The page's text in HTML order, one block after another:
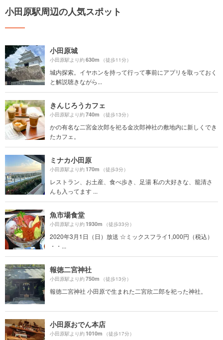
小田原駅周辺の人気スポット
小田原城
小田原駅より約630m （徒歩11分）
城内探索。イヤホンを持って行って事前にアプリを取っておく
と解説聴きながら...
きんじろうカフェ
小田原駅より約740m （徒歩13分）
かの有名な二宮金次郎を祀る金次郎神社の敷地内に新しくでき
たカフェ。
ミナカ小田原
小田原駅より約170m （徒歩3分）
レストラン、お土産、食べ歩き、足湯 私の大好きな、籠清さ
んも入ってます ...
魚市場食堂
小田原駅より約1930m （徒歩33分）
2020年3月1日（日）放送 ☆ミックスフライ1,000円（税込）
・・...
報徳二宮神社
小田原駅より約750m （徒歩13分）
報徳二宮神社 小田原で生まれた二宮欣二郎を祀った神社。
小田原おでん本店
小田原駅より約1010m （徒歩17分）